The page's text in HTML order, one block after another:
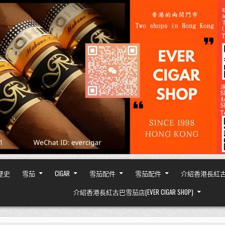
史 雪茄 CIGAR 雪茄配件 雪茄配件
介紹香港長紅古
介紹香港長紅古巴雪茄店(EVER CIGAR SHOP)